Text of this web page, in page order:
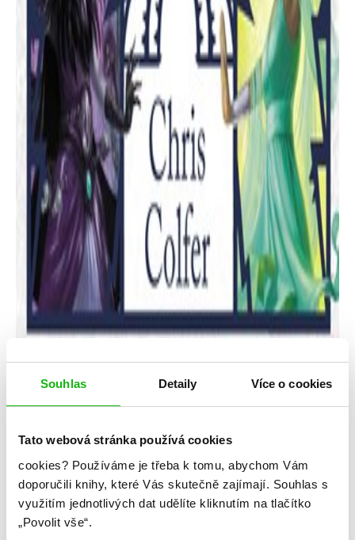
Souhlas Detaily Více o cookies
Tato webová stránka používá cookies
cookies? Používáme je třeba k tomu, abychom Vám
doporučili knihy, které Vás skutečně zajímají. Souhlas s
využitím jednotlivých dat udělíte kliknutím na tlačítko
„Povolit vše“.
Kategorie: middle grade
Země příběhů – Srážka světů